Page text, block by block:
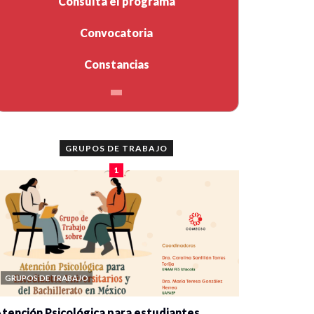
Convocatoria
Constancias
GRUPOS DE TRABAJO
1
GRUPOS DE TRABAJO